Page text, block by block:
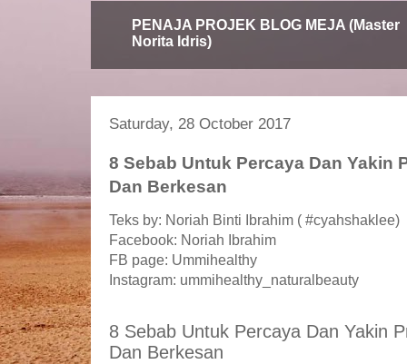
PENAJA PROJEK BLOG MEJA (Master
Norita Idris)
Saturday, 28 October 2017
8 Sebab Untuk Percaya Dan Yakin
Dan Berkesan
Teks by: Noriah Binti Ibrahim ( #cyahshaklee)
Facebook: Noriah Ibrahim
FB page: Ummihealthy
Instagram: ummihealthy_naturalbeauty
8 Sebab Untuk Percaya Dan Yakin
Dan Berkesan